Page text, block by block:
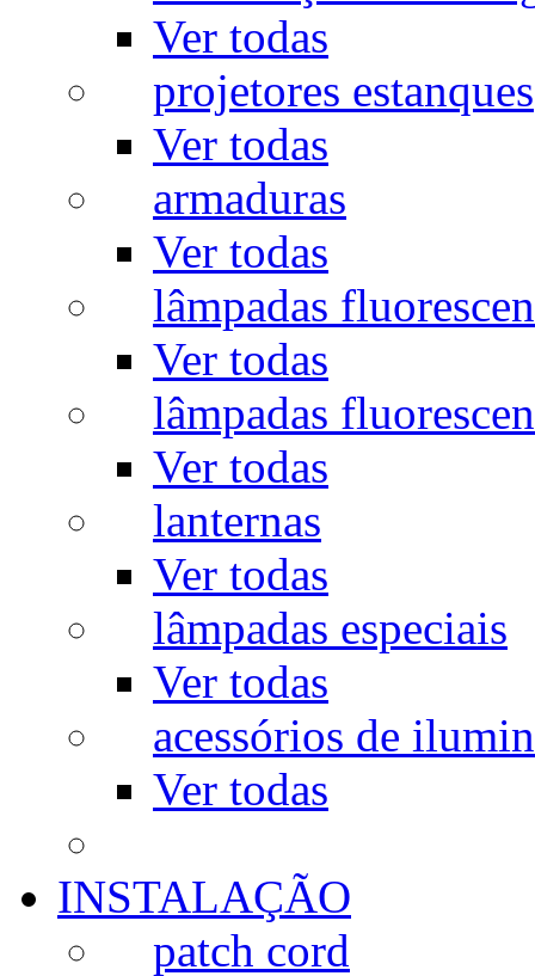
Ver todas
projetores estanques
Ver todas
armaduras
Ver todas
lâmpadas
Ver todas
lâmpadas
Ver todas
lanternas
Ver todas
lâmpadas especiais
Ver todas
acessórios de
Ver todas
INSTALAÇÃO
patch cord